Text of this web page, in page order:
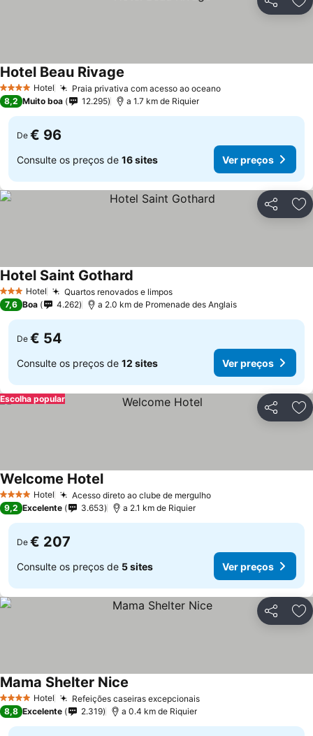
Partilhar
4 EstrelasHotel Praia privativa com acesso ao oceano
Hotel Beau Rivage
8,2 Muito boa 12.295 a 1.7 km de Riquier
De € 96
Consulte os preços de 16 sites Ver preços
Partilhar
3 EstrelasHotel Quartos renovados e limpos
Hotel Saint Gothard
7,6 Boa 4.262 a 2.0 km de Promenade des Anglais
De € 54
Consulte os preços de 12 sites Ver preços
Partilhar
Escolha popular
4 EstrelasHotel Acesso direto ao clube de mergulho
Welcome Hotel
9,2 Excelente 3.653 a 2.1 km de Riquier
De € 207
Consulte os preços de 5 sites Ver preços
Partilhar
4 EstrelasHotel Refeições caseiras excepcionais
Mama Shelter Nice
8,8 Excelente 2.319 a 0.4 km de Riquier